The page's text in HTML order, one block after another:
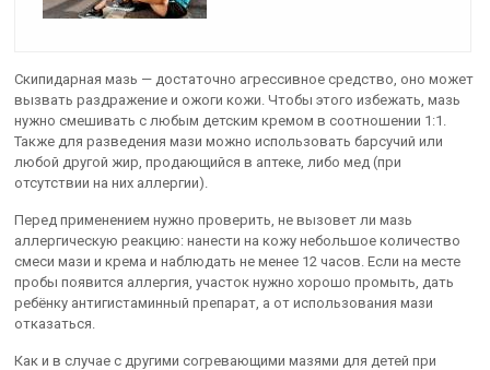
Скипидарная мазь — достаточно агрессивное средство, оно может
вызвать раздражение и ожоги кожи. Чтобы этого избежать, мазь
нужно смешивать с любым детским кремом в соотношении 1:1.
Также для разведения мази можно использовать барсучий или
любой другой жир, продающийся в аптеке, либо мед (при
отсутствии на них аллергии).
Перед применением нужно проверить, не вызовет ли мазь
аллергическую реакцию: нанести на кожу небольшое количество
смеси мази и крема и наблюдать не менее 12 часов. Если на месте
пробы появится аллергия, участок нужно хорошо промыть, дать
ребёнку антигистаминный препарат, а от использования мази
отказаться.
Как и в случае с другими согревающими мазями для детей при